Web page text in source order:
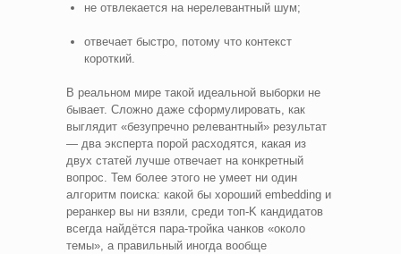
не отвлекается на нерелевантный шум;
отвечает быстро, потому что контекст
короткий.
В реальном мире такой идеальной выборки не
бывает. Сложно даже сформулировать, как
выглядит «безупречно релевантный» результат
— два эксперта порой расходятся, какая из
двух статей лучше отвечает на конкретный
вопрос. Тем более этого не умеет ни один
алгоритм поиска: какой бы хороший embedding и
реранкер вы ни взяли, среди топ-K кандидатов
всегда найдётся пара-тройка чанков «около
темы», а правильный иногда вообще